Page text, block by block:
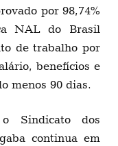
por 98,74%
NAL do Brasil
de trabalho por
benefícios e
menos 90 dias.
Sindicato dos
continua em